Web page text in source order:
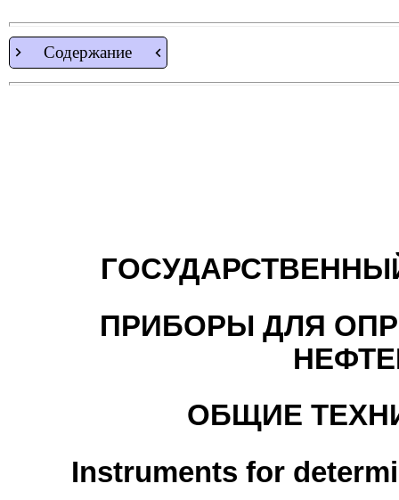
Содержание
ПРИБОРЫ ДЛЯ
ОБЩИЕ
Instruments for